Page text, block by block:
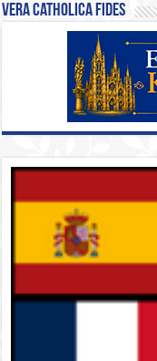
Vera Catholica Fides